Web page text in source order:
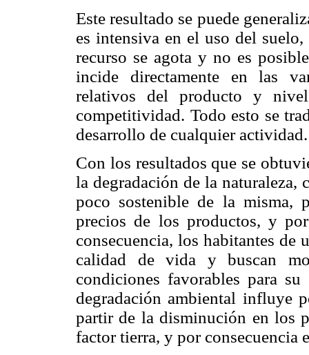
Este resultado se puede
es intensiva en el uso del
recurso se agota y no es
incide directamente en las
relativos del producto y
competitividad. Todo esto se
desarrollo de cualquier actividad.
Con los resultados que se
la degradación de la naturaleza,
poco sostenible de la misma,
precios de los productos, y
consecuencia, los habitantes de
calidad de vida y buscan
condiciones favorables para
degradación ambiental influye
partir de la disminución en los
factor tierra, y por consecuencia